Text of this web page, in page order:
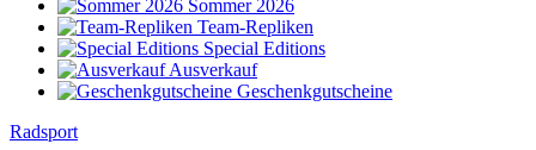
Sommer 2026
Team-Repliken
Special Editions
Ausverkauf
Geschenkgutscheine
Radsport